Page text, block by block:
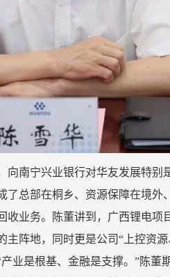
向南宁兴业银行对华友发展特别
了总部在桐乡、资源保障在境外
收业务。陈董讲到，广西锂电项
阵地，同时更是公司“上控资
业是根基、金融是支撑。”陈董